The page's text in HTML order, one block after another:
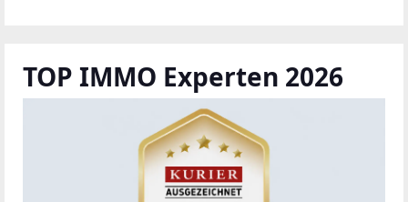
TOP IMMO Experten 2026